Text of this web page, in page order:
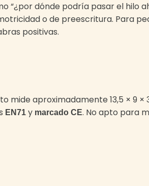
“¿por dónde podría pasar el hilo
o de preescritura. Para
positivas.
mide aproximadamente 13,5 × 9
EN71 y marcado CE. No apto para